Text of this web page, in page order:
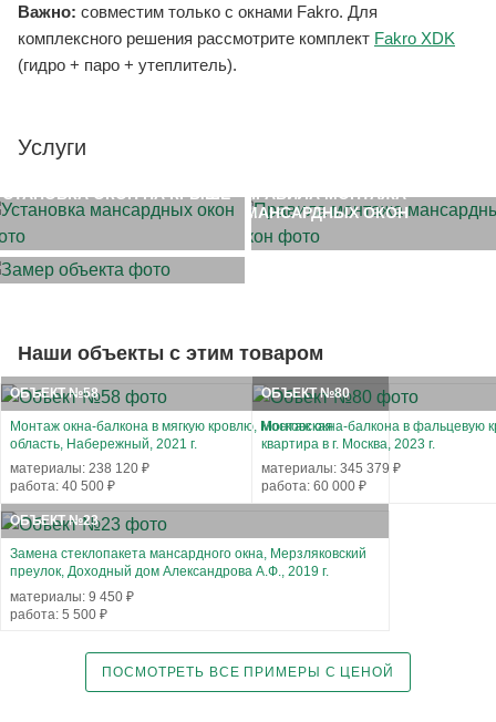
Важно: совместим только с окнами Fakro. Для
комплексного решения рассмотрите комплект Fakro XDK
(гидро + паро + утеплитель).
Услуги
ОКОН НА КРЫШЕ
ПРАВИЛА МОНТАЖА
МАНСАРДНЫХ ОКОН
Наши объекты с этим товаром
ОБЪЕКТ №58
Монтаж окна-балкона в мягкую кровлю, Московская
область, Набережный, 2021 г.
материалы: 238 120 ₽
работа: 40 500 ₽
ОБЪЕКТ №80
Монтаж окна-балкона в фальцевую
квартира в г. Москва, 2023 г.
материалы: 345 379 ₽
работа: 60 000 ₽
ОБЪЕКТ №23
Замена стеклопакета мансардного окна, Мерзляковский
преулок, Доходный дом Александрова А.Ф., 2019 г.
материалы: 9 450 ₽
работа: 5 500 ₽
ПОСМОТРЕТЬ ВСЕ ПРИМЕРЫ С ЦЕНОЙ